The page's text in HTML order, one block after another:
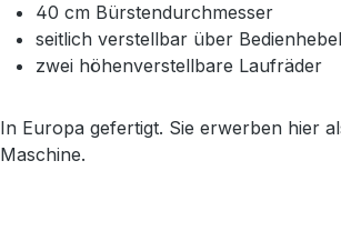
40 cm Bürstendurchmesser
seitlich verstellbar über Bedienhebel
zwei höhenverstellbare Laufräder
In Europa gefertigt. Sie erwerben hier
Maschine.